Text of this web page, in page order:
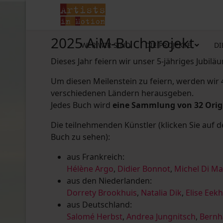
WER WIR SIND DIE PROJEKTE
2025 AiM-Buchprojekt
Dieses Jahr feiern wir unser 5-jähriges
Um diesen Meilenstein zu feiern, werden
verschiedenen Ländern herausgeben.
Jedes Buch wird eine Sammlung von 32
Die teilnehmenden Künstler (klicken Sie auf
Buch zu sehen):
aus Frankreich:
Hélène Argo, Didier Bonnot, Michel Di
aus den Niederlanden:
Dorrety Brookhuis, Natalia Dik, Elise
aus Deutschland:
Salomé Herbst, Andrea Jungnitsch,